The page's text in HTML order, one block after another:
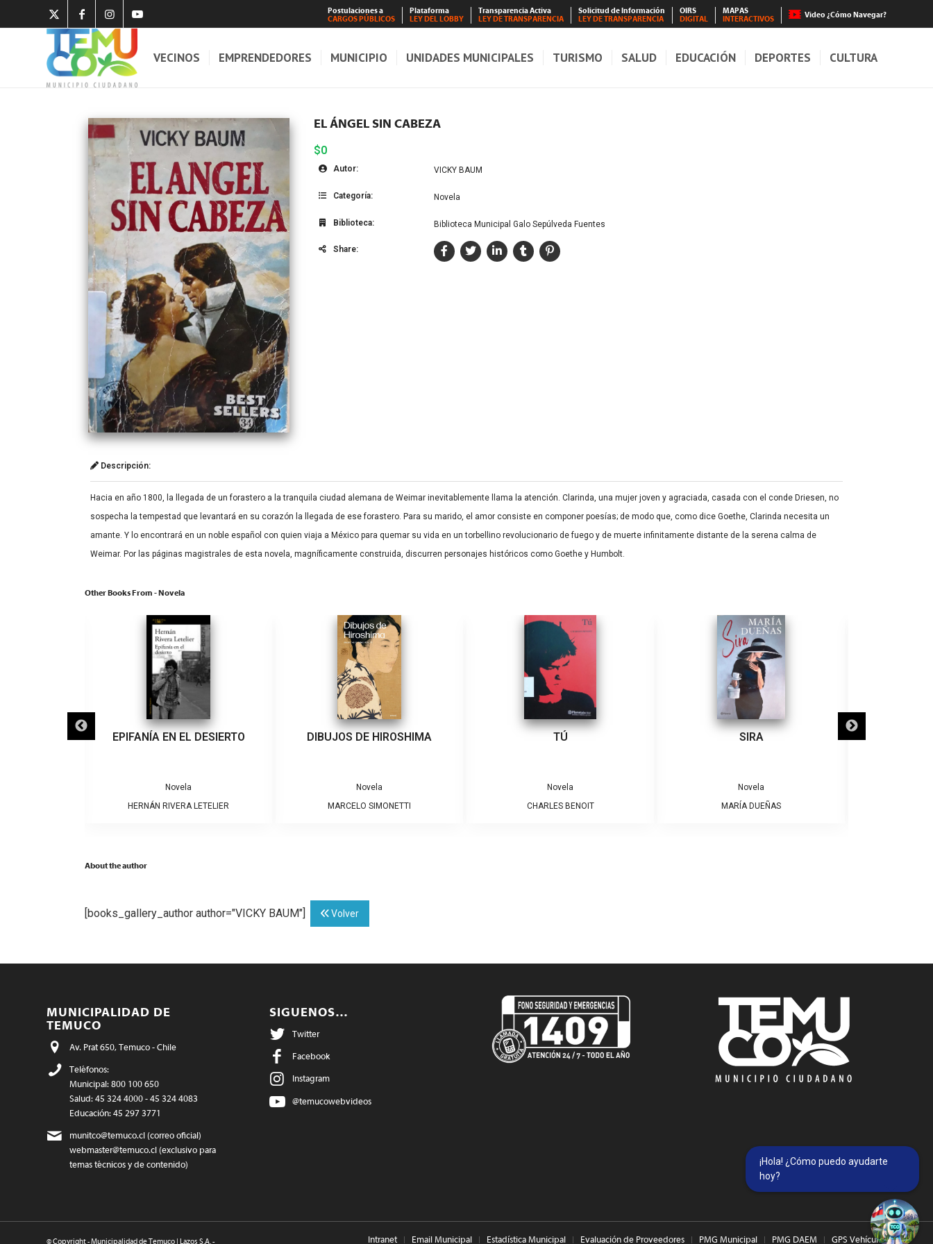
Postulaciones a
CARGOS PÚBLICOS
Plataforma
LEY DEL LOBBY
Transparencia Activa
LEY DE TRANSPARENCIA
Solicitud de Información
LEY DE TRANSPARENCIA
OIRS
DIGITAL
MAPAS
INTERACTIVOS
Video ¿Cómo Navegar?
VECINOS EMPRENDEDORES MUNICIPIO UNIDADES MUNICIPALES TURISMO SALUD EDUCACIÓN DEPORTES CULTURA
EL ÁNGEL SIN CABEZA
$0
Autor: VICKY BAUM
Categoría: Novela
Biblioteca: Biblioteca Municipal Galo Sepúlveda Fuentes
Share:
Descripción:
Hacia en año 1800, la llegada de un forastero a la tranquila ciudad alemana de Weimar inevitablemente llama la atención. Clarinda, una mujer joven y agraciada, casada con el conde Driesen, no
sospecha la tempestad que levantará en su corazón la llegada de ese forastero. Para su marido, el amor consiste en componer poesías; de modo que, como dice Goethe, Clarinda necesita un
amante. Y lo encontrará en un noble español con quien viaja a México para quemar su vida en un torbellino revolucionario de fuego y de muerte infinitamente distante de la serena calma de
Weimar. Por las páginas magistrales de esta novela, magníficamente construida, discurren personajes históricos como Goethe y Humbolt.
Other Books From - Novela
EPIFANÍA EN EL DESIERTO
Novela
HERNÁN RIVERA LETELIER
DIBUJOS DE HIROSHIMA
Novela
MARCELO SIMONETTI
TÚ
Novela
CHARLES BENOIT
SIRA
Novela
MARÍA DUEÑAS
About the author
[books_gallery_author author="VICKY BAUM"] Volver
MUNICIPALIDAD DE
TEMUCO
Av. Prat 650, Temuco - Chile
Teléfonos:
Municipal: 800 100 650
Salud: 45 324 4000 - 45 324 4083
Educación: 45 297 3771
munitco@temuco.cl (correo oficial)
webmaster@temuco.cl (exclusivo para
temas técnicos y de contenido)
SIGUENOS…
Twitter
Facebook
Instagram
@temucowebvideos
© Copyright - Municipalidad de Temuco | Lazos S.A. - Intranet Email Municipal Estadística Municipal Evaluación de Proveedores PMG Municipal PMG DAEM GPS Vehículos
¡Hola! ¿Cómo puedo ayudarte
hoy?